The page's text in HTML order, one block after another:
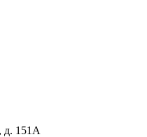
д. 151А